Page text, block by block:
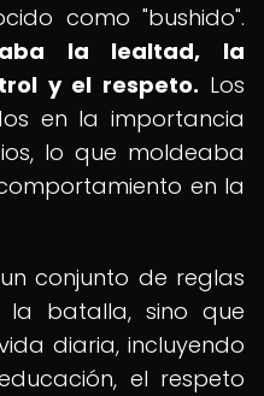
como "bushido".
la lealtad, la
y el respeto. Los
en la importancia
lo que moldeaba
en la
conjunto de reglas
batalla, sino que
diaria, incluyendo
el respeto